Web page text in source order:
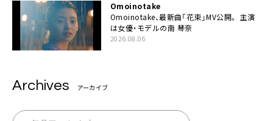
Omoinotake
Omoinotake、最新曲「花束」MV公開。 主演
は女優・モデルの南 琴奈
2026.08.06
Archives アーカイブ